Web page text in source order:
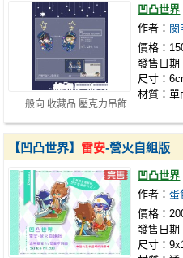
一般向 收藏品 壓克力吊飾
凹凸世界
作者： 閔
價格：
發售日期
尺寸：
材質：單
【凹凸世界】 雷安-營火自組版
凹凸世界
作者：蛋
價格：
發售日期
尺寸：